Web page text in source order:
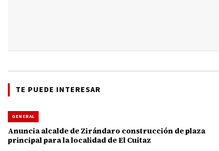
TE PUEDE INTERESAR
GENERAL
Anuncia alcalde de Zirándaro construcción de plaza
principal para la localidad de El Cuitaz